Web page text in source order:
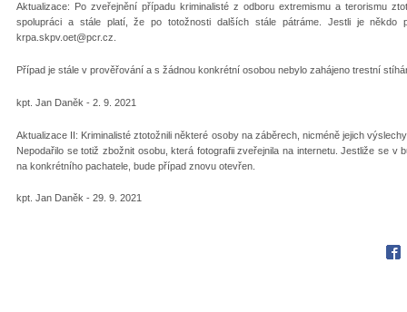
Aktualizace: Po zveřejnění případu kriminalisté z odboru extremismu a terorismu
spolupráci a stále platí, že po totožnosti dalších stále pátráme. Jestli je
krpa.skpv.oet@pcr.cz.
Případ je stále v prověřování a s žádnou konkrétní osobou nebylo zahájeno trestní
kpt. Jan Daněk - 2. 9. 2021
Aktualizace II: Kriminalisté ztotožnili některé osoby na záběrech, nicméně jejich
Nepodařilo se totiž zbožnit osobu, která fotografii zveřejnila na internetu. Jestliže se
na konkrétního pachatele, bude případ znovu otevřen.
kpt. Jan Daněk - 29. 9. 2021